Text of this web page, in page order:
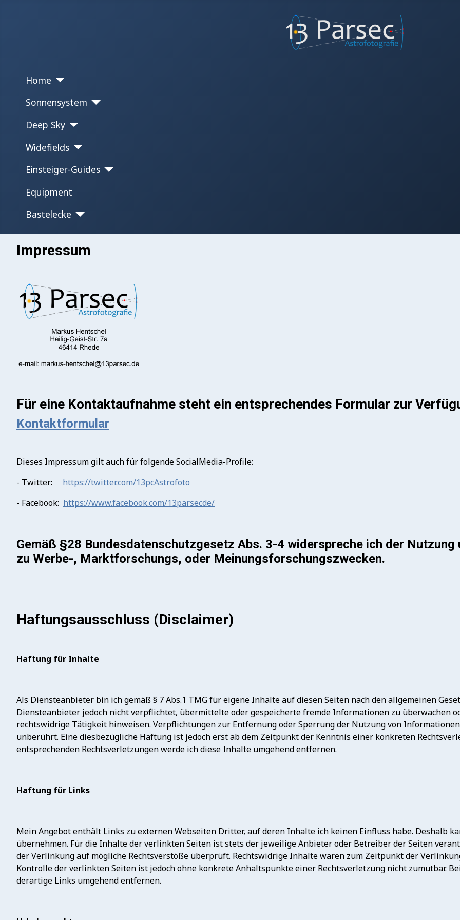
Home
Sonnensystem
Deep Sky
Widefields
Einsteiger-Guides
Equipment
Bastelecke
Impressum
Für eine Kontaktaufnahme steht ein entsprechendes Formular zur
Kontaktformular
Dieses Impressum gilt auch für folgende SocialMedia-Profile:
- Twitter: https://twitter.com/13pcAstrofoto
- Facebook: https://www.facebook.com/13parsecde/
Gemäß §28 Bundesdatenschutzgesetz Abs. 3-4 widerspreche ich der
zu Werbe-, Marktforschungs, oder Meinungsforschungszwecken.
Haftungsausschluss (Disclaimer)
Haftung für Inhalte
Als Diensteanbieter bin ich gemäß § 7 Abs.1 TMG für eigene Inhalte auf diesen Seiten nach den allgemeinen
Diensteanbieter jedoch nicht verpflichtet, übermittelte oder gespeicherte fremde Informationen zu überwachen
rechtswidrige Tätigkeit hinweisen. Verpflichtungen zur Entfernung oder Sperrung der Nutzung von
unberührt. Eine diesbezügliche Haftung ist jedoch erst ab dem Zeitpunkt der Kenntnis einer konkreten
entsprechenden Rechtsverletzungen werde ich diese Inhalte umgehend entfernen.
Haftung für Links
Mein Angebot enthält Links zu externen Webseiten Dritter, auf deren Inhalte ich keinen Einfluss habe. Deshalb
übernehmen. Für die Inhalte der verlinkten Seiten ist stets der jeweilige Anbieter oder Betreiber der Seiten
der Verlinkung auf mögliche Rechtsverstöße überprüft. Rechtswidrige Inhalte waren zum Zeitpunkt der
Kontrolle der verlinkten Seiten ist jedoch ohne konkrete Anhaltspunkte einer Rechtsverletzung nicht zumutbar.
derartige Links umgehend entfernen.